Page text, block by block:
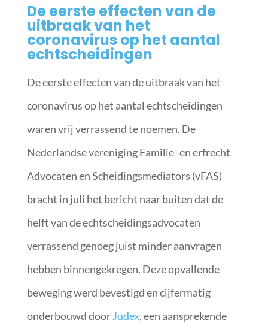
De eerste effecten van de
uitbraak van het
coronavirus op het aantal
echtscheidingen
De eerste effecten van de uitbraak van het
coronavirus op het aantal echtscheidingen
waren vrij verrassend te noemen. De
Nederlandse vereniging Familie- en erfrecht
Advocaten en Scheidingsmediators (vFAS)
bracht in juli het bericht naar buiten dat de
helft van de echtscheidingsadvocaten
verrassend genoeg juist minder aanvragen
hebben binnengekregen. Deze opvallende
beweging werd bevestigd en cijfermatig
onderbouwd doorJudex, een aansprekende